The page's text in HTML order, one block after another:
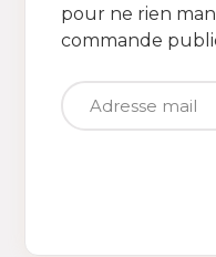
pour ne rien
commande